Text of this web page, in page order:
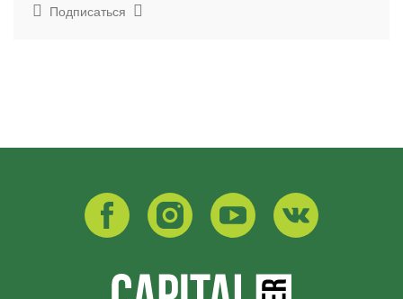
Подписаться